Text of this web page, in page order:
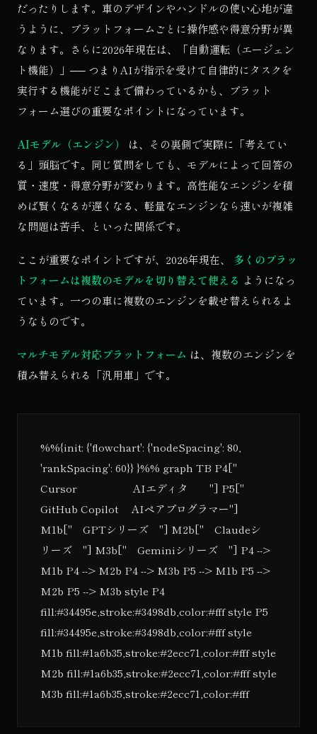
だったりします。車のデザインやハンドルの使い心地が違
うように、プラットフォームごとに操作感や得意分野が異
なります。さらに2026年現在は、「自動運転（エージェン
ト機能）」── つまりAIが指示を受けて自律的にタスクを
実行する機能がどこまで備わっているかも、プラット
フォーム選びの重要なポイントになっています。
AIモデル（エンジン）
は、その裏側で実際に「考えてい
る」頭脳です。同じ質問をしても、モデルによって回答の
質・速度・得意分野が変わります。高性能なエンジンを積
めば賢くなるが遅くなる、軽量なエンジンなら速いが複雑
な問題は苦手、といった関係です。
ここが重要なポイントですが、2026年現在、 多くのプラッ
トフォームは複数のモデルを切り替えて使える ようになっ
ています。一つの車に複数のエンジンを載せ替えられるよ
うなものです。
マルチモデル対応プラットフォーム は、複数のエンジンを
積み替えられる「汎用車」です。
%%{init: {'flowchart': {'nodeSpacing': 80,
'rankSpacing': 60}} }%% graph TB P4["
Cursor AIエディタ "] P5["
GitHub Copilot AIペアプログラマー"]
M1b[" GPTシリーズ "] M2b[" Claudeシ
リーズ "] M3b[" Geminiシリーズ "] P4 -->
M1b P4 --> M2b P4 --> M3b P5 --> M1b P5 -->
M2b P5 --> M3b style P4
fill:#34495e,stroke:#3498db,color:#fff style P5
fill:#34495e,stroke:#3498db,color:#fff style
M1b fill:#1a6b35,stroke:#2ecc71,color:#fff style
M2b fill:#1a6b35,stroke:#2ecc71,color:#fff style
M3b fill:#1a6b35,stroke:#2ecc71,color:#fff